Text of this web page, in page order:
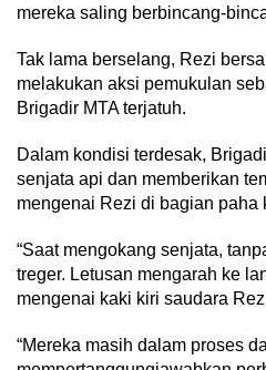
mereka saling berbincang-
Tak lama berselang, Rezi
melakukan aksi pemukulan
Brigadir MTA terjatuh.
Dalam kondisi terdesak,
senjata api dan memberikan
mengenai Rezi di bagian paha
“Saat mengokang senjata,
treger. Letusan mengarah ke
mengenai kaki kiri saudara
“Mereka masih dalam proses